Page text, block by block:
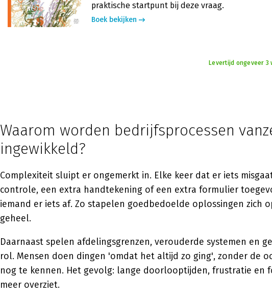
praktische startpunt bij deze vraag.
Boek bekijken
Levertijd ongeveer
Waarom worden bedrijfsprocessen
ingewikkeld?
Complexiteit sluipt er ongemerkt in. Elke keer dat er iets
controle, een extra handtekening of een extra formulier
iemand er iets af. Zo stapelen goedbedoelde oplossingen zich
geheel.
Daarnaast spelen afdelingsgrenzen, verouderde systemen en
rol. Mensen doen dingen 'omdat het altijd zo ging', zonder de
nog te kennen. Het gevolg: lange doorlooptijden, frustratie en
meer overziet.